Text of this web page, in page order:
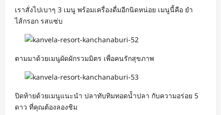
เราสั่งไปเบาๆ 3 เมนู พร้อมเครื่องดื่มอีกนิดหน่อย เมนูนี้คือ ยำ
ไส้กรอก รสแซ่บ
ตามมาด้วยเมนูผัดผักรวมมิตร เพื่อคนรักสุขภาพ
ปิดท้ายด้วยเมนูแนะนำ ปลาทับทิมทอดน้ำปลา กับความอร่อย 5
ดาว ที่คุณต้องลองชิม